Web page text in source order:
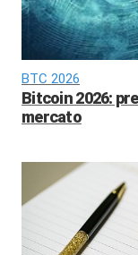
BTC 2026
Bitcoin 2026:
mercato